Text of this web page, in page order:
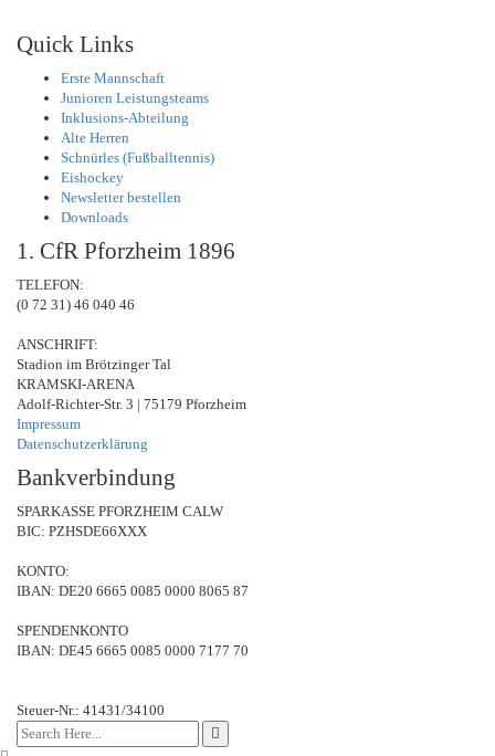
Quick Links
Erste Mannschaft
Junioren Leistungsteams
Inklusions-Abteilung
Alte Herren
Schnürles (Fußballtennis)
Eishockey
Newsletter bestellen
Downloads
1. CfR Pforzheim 1896
TELEFON:
(0 72 31) 46 040 46
ANSCHRIFT:
Stadion im Brötzinger Tal
KRAMSKI-ARENA
Adolf-Richter-Str. 3 | 75179 Pforzheim
Impressum
Datenschutzerklärung
Bankverbindung
SPARKASSE PFORZHEIM CALW
BIC: PZHSDE66XXX
KONTO:
IBAN: DE20 6665 0085 0000 8065 87
SPENDENKONTO
IBAN: DE45 6665 0085 0000 7177 70
Steuer-Nr.: 41431/34100